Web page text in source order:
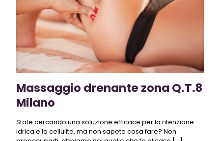
Massaggio drenante zona Q.T.8
Milano
State cercando una soluzione efficace per la ritenzione
idrica e la cellulite, ma non sapete cosa fare? Non